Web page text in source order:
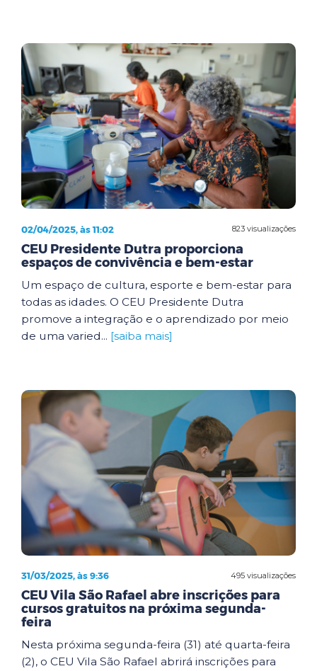
823 visualizações
02/04/2025, às 11:02
CEU Presidente Dutra proporciona
espaços de convivência e bem-estar
Um espaço de cultura, esporte e bem-estar para
todas as idades. O CEU Presidente Dutra
promove a integração e o aprendizado por meio
de uma varied... [saiba mais]
495 visualizações
31/03/2025, às 9:36
CEU Vila São Rafael abre inscrições para
cursos gratuitos na próxima segunda-
feira
Nesta próxima segunda-feira (31) até quarta-feira
(2), o CEU Vila São Rafael abrirá inscrições para